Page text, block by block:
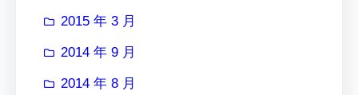
2015 年 3 月
2014 年 9 月
2014 年 8 月